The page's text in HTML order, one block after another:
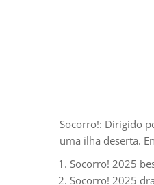
Socorro!: Dirigido
uma ilha deserta.
Socorro! 2025
Socorro! 2025